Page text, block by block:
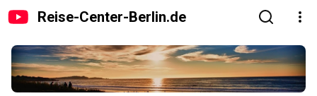
Reise-Center-Berlin.de